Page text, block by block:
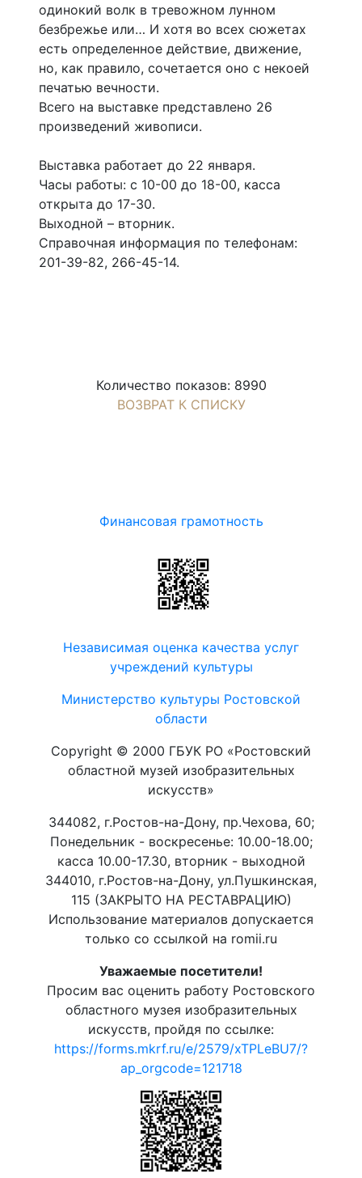
одинокий волк в тревожном лунном
безбрежье или… И хотя во всех сюжетах
есть определенное действие, движение,
но, как правило, сочетается оно с некоей
печатью вечности.
Всего на выставке представлено 26
произведений живописи.
Выставка работает до 22 января.
Часы работы: с 10-00 до 18-00, касса
открыта до 17-30.
Выходной – вторник.
Справочная информация по телефонам:
201-39-82, 266-45-14.
Количество показов: 8990
ВОЗВРАТ К СПИСКУ
Финансовая грамотность
Независимая оценка качества услуг
учреждений культуры
Министерство культуры Ростовской
области
Copyright © 2000 ГБУК РО «Ростовский
областной музей изобразительных
искусств»
344082, г.Ростов-на-Дону, пр.Чехова, 60;
Понедельник - воскресенье: 10.00-18.00;
касса 10.00-17.30, вторник - выходной
344010, г.Ростов-на-Дону, ул.Пушкинская,
115 (ЗАКРЫТО НА РЕСТАВРАЦИЮ)
Использование материалов допускается
только со ссылкой на romii.ru
Уважаемые посетители!
Просим вас оценить работу Ростовского
областного музея изобразительных
искусств, пройдя по ссылке:
https://forms.mkrf.ru/e/2579/xTPLeBU7/?
ap_orgcode=121718